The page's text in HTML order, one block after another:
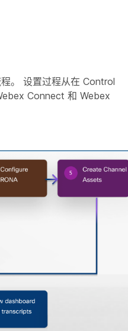
。 设置过程从在 Control
Connect 和 Webex